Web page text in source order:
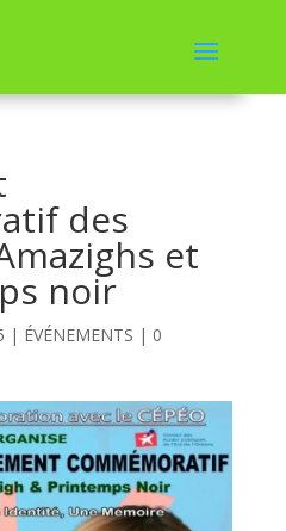
des
et
noir
| ÉVÉNEMENTS | 0